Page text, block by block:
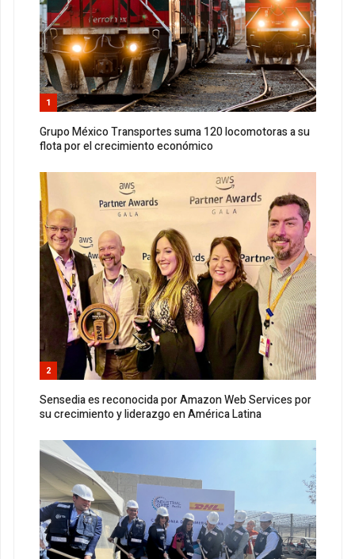
1
Grupo México Transportes suma 120 locomotoras a su
flota por el crecimiento económico
2
Sensedia es reconocida por Amazon Web Services por
su crecimiento y liderazgo en América Latina